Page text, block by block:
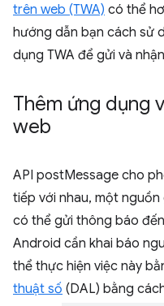
trên web (TWA) có thể
hướng dẫn bạn cách sử
dụng TWA để gửi và
Thêm ứng dụng
web
API postMessage cho
tiếp với nhau, một
có thể gửi thông báo
Android cần khai báo
thể thực hiện việc này
thuật số (DAL) bằng